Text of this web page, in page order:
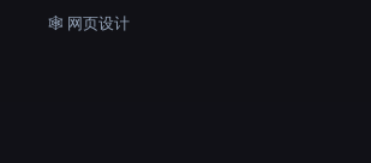
🕸 网页设计